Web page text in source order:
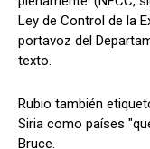
Ley de Control de la
portavoz del
texto.
Rubio también
Siria como países
Bruce.